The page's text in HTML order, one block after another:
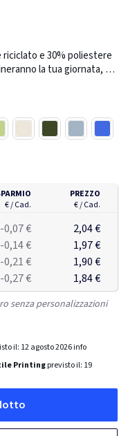
e 30% poliestere
la tua giornata, e
quotidiano. Questa
fino a 20 kg. Portala
ma capiente, misura
€ / Cad.
PREZZO
€ / Cad.
-0,07 €
2,04 €
-0,14 €
1,97 €
-0,21 €
1,90 €
-0,27 € 1,84 €
senza personalizzazioni
il: 12 agosto 2026info
Printingprevisto il: 19